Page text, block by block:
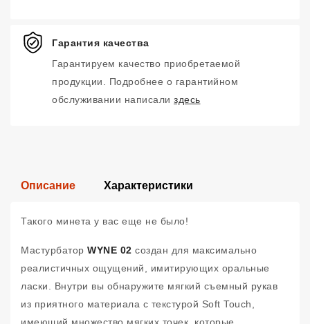
Гарантия качества
Гарантируем качество приобретаемой
продукции. Подробнее о гарантийном
обслуживании написали здесь
Описание Характеристики
Такого минета у вас еще не было!
Мастурбатор WYNE 02 создан для максимально
реалистичных ощущений, имитирующих оральные
ласки. Внутри вы обнаружите мягкий съемный рукав
из приятного материала с текстурой Soft Touch,